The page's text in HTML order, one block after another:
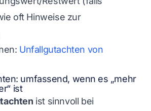
oft Hinweise zur
Unfallgutachten von
umfassend, wenn es „mehr
ist
ist sinnvoll bei